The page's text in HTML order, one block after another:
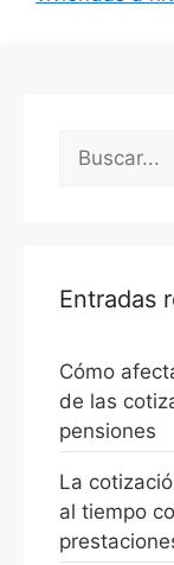
Entradas
Cómo
de las
pensiones
La
al tiempo